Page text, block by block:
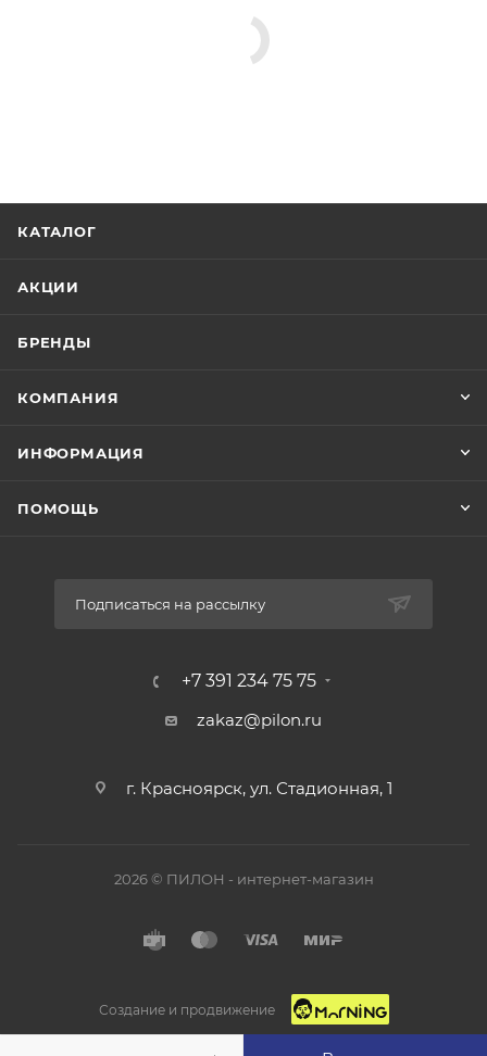
КАТАЛОГ
АКЦИИ
БРЕНДЫ
КОМПАНИЯ
ИНФОРМАЦИЯ
ПОМОЩЬ
Подписаться на рассылку
+7 391 234 75 75
zakaz@pilon.ru
г. Красноярск, ул. Стадионная, 1
2026 © ПИЛОН - интернет-магазин
Создание и продвижение